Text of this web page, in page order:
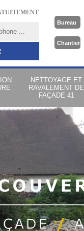
Bureau
Chantier
NETTOYAGE ET
RAVALEMENT DE
FAÇADE 41